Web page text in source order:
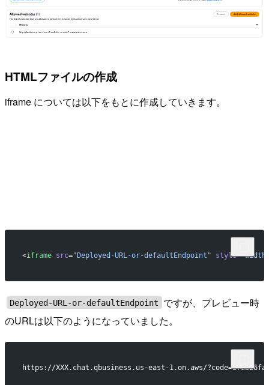
HTMLファイルの作成
iframe については以下をもとに作成していきます。
<iframe src="Deployed-URL-or-defaultEndpoint" style=
Deployed-URL-or-defaultEndpoint
ですが、プレビュー時
のURLは以下のようになっていました。
https://XXX.chat.qbusiness.us-east-1.on.aws/?code=87db26fa-